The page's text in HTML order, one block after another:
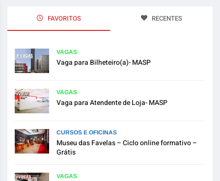
FAVORITOS RECENTES
VAGAS
Vaga para Bilheteiro(a)- MASP
VAGAS
Vaga para Atendente de Loja- MASP
CURSOS E OFICINAS
Museu das Favelas – Ciclo online formativo –
Grátis
VAGAS